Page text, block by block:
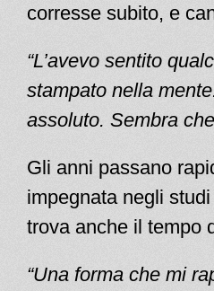
corresse subito, e
“L’avevo sentito
stampato nella
assoluto. Sembra
Gli anni passano
impegnata negli
trova anche il tempo
“Una forma che mi